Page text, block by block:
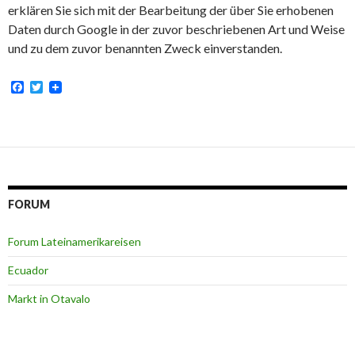
erklären Sie sich mit der Bearbeitung der über Sie erhobenen
Daten durch Google in der zuvor beschriebenen Art und Weise
und zu dem zuvor benannten Zweck einverstanden.
F
o
T
e
FORUM
Forum Lateinamerikareisen
Ecuador
Markt in Otavalo